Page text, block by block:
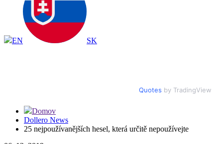
EN SK
Quotes by TradingView
Domov
Dollero News
25 nejpoužívanějších hesel, která určitě nepoužívejte